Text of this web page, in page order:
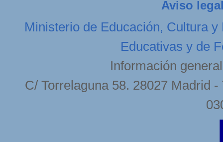
Aviso
Ministerio de Educación, Cultura y
Educativas y de
Información
C/ Torrelaguna 58. 28027 Madrid